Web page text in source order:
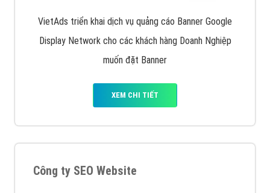
VietAds triển khai dịch vụ quảng cáo Banner Google
Display Network cho các khách hàng Doanh Nghiệp
muốn đặt Banner
XEM CHI TIẾT
Công ty SEO Website